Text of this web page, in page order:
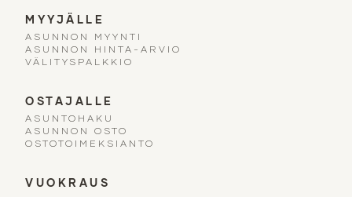
MYYJÄLLE
ASUNNON MYYNTI
ASUNNON HINTA-ARVIO
VÄLITYSPALKKIO
OSTAJALLE
ASUNTOHAKU
ASUNNON OSTO
OSTOTOIMEKSIANTO
VUOKRAUS